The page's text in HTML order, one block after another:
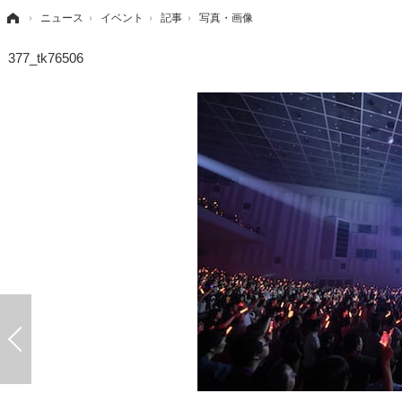
› ニュース › イベント › 記事 › 写真・画像
377_tk76506